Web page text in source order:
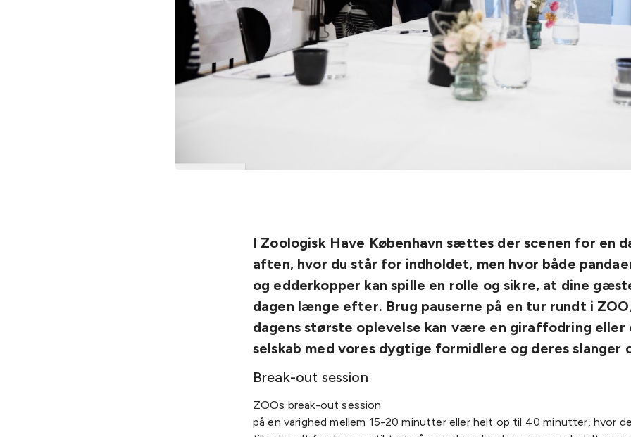
I Zoologisk Have København sættes der scenen for en
aften, hvor du står for indholdet, men hvor både
og edderkopper kan spille en rolle og sikre, at dine
dagen længe efter. Brug pauserne på en tur rundt i
dagens største oplevelse kan være en giraffodring eller
selskab med vores dygtige formidlere og deres slanger
Break-out session
ZOOs break-out session
på en varighed mellem 15-20 minutter eller helt op til 40 minutter, hvor